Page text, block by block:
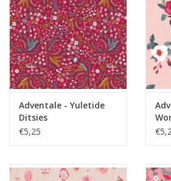
Adventale - Yuletide
Ditsies
€5,25